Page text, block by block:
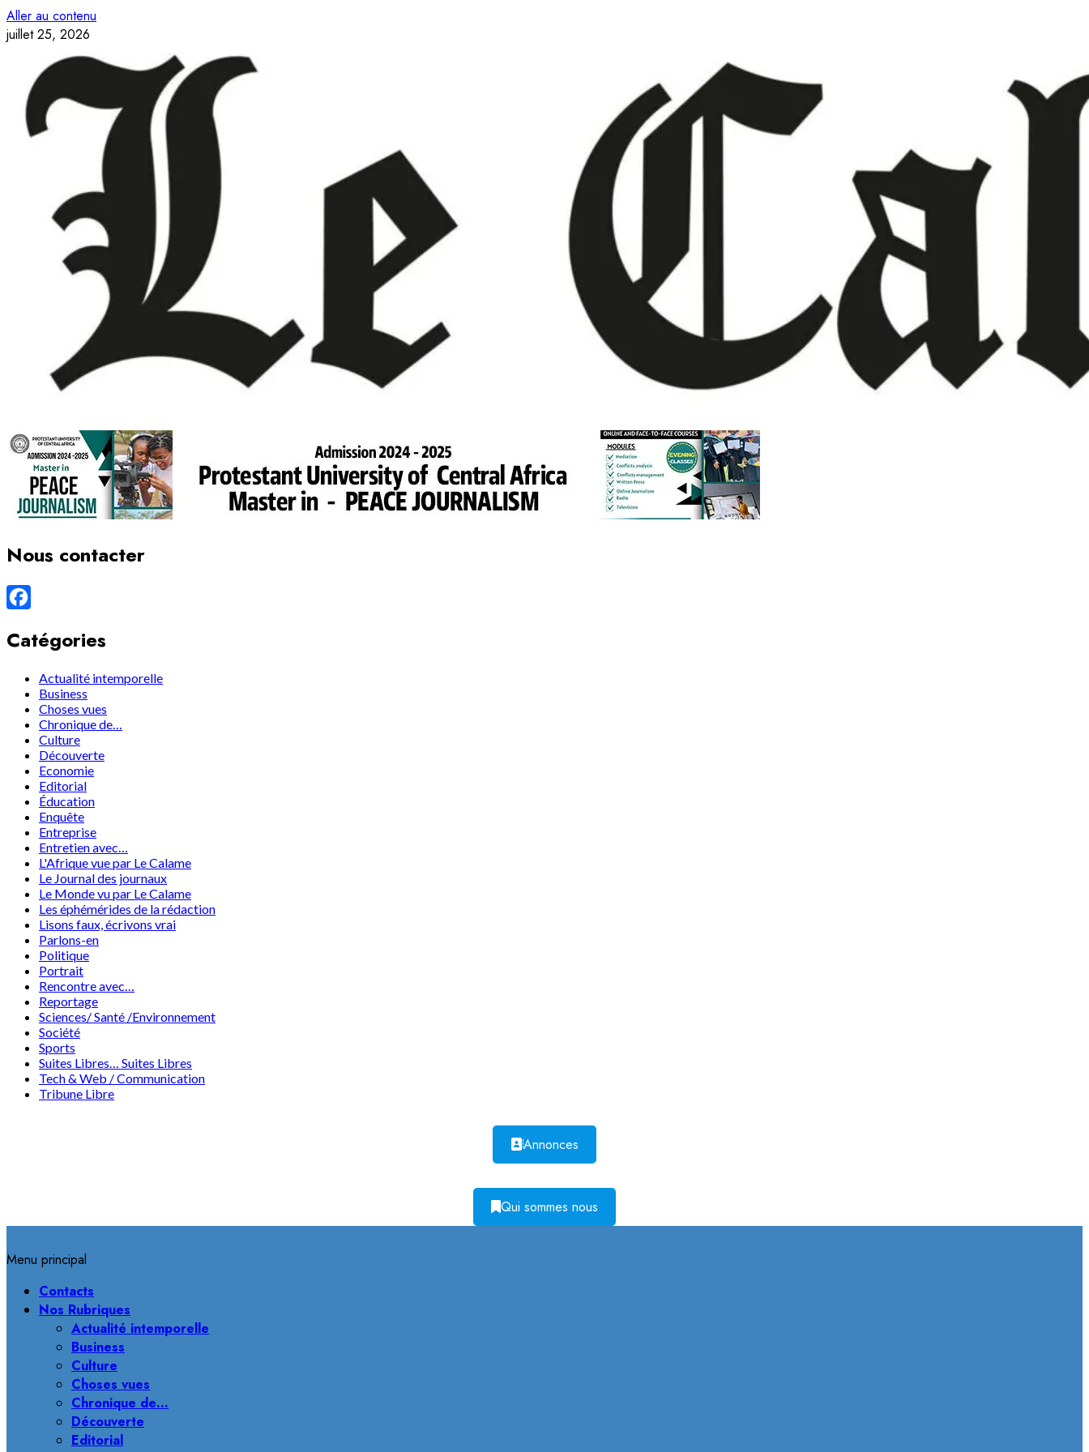
Aller au contenu
juillet 25, 2026
Nous contacter
Catégories
Actualité intemporelle
Business
Choses vues
Chronique de…
Culture
Découverte
Economie
Editorial
Éducation
Enquête
Entreprise
Entretien avec…
L'Afrique vue par Le Calame
Le Journal des journaux
Le Monde vu par Le Calame
Les éphémérides de la rédaction
Lisons faux, écrivons vrai
Parlons-en
Politique
Portrait
Rencontre avec…
Reportage
Sciences/ Santé /Environnement
Société
Sports
Suites Libres… Suites Libres
Tech & Web / Communication
Tribune Libre
Annonces
Qui sommes nous
Menu principal
Contacts
Nos Rubriques
Actualité intemporelle
Business
Culture
Choses vues
Chronique de…
Découverte
Editorial